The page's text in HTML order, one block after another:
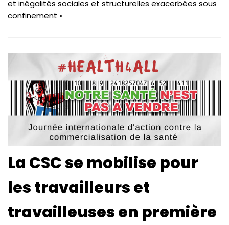
et inégalités sociales et structurelles exacerbées sous
confinement »
La CSC se mobilise pour
les travailleurs et
travailleuses en première